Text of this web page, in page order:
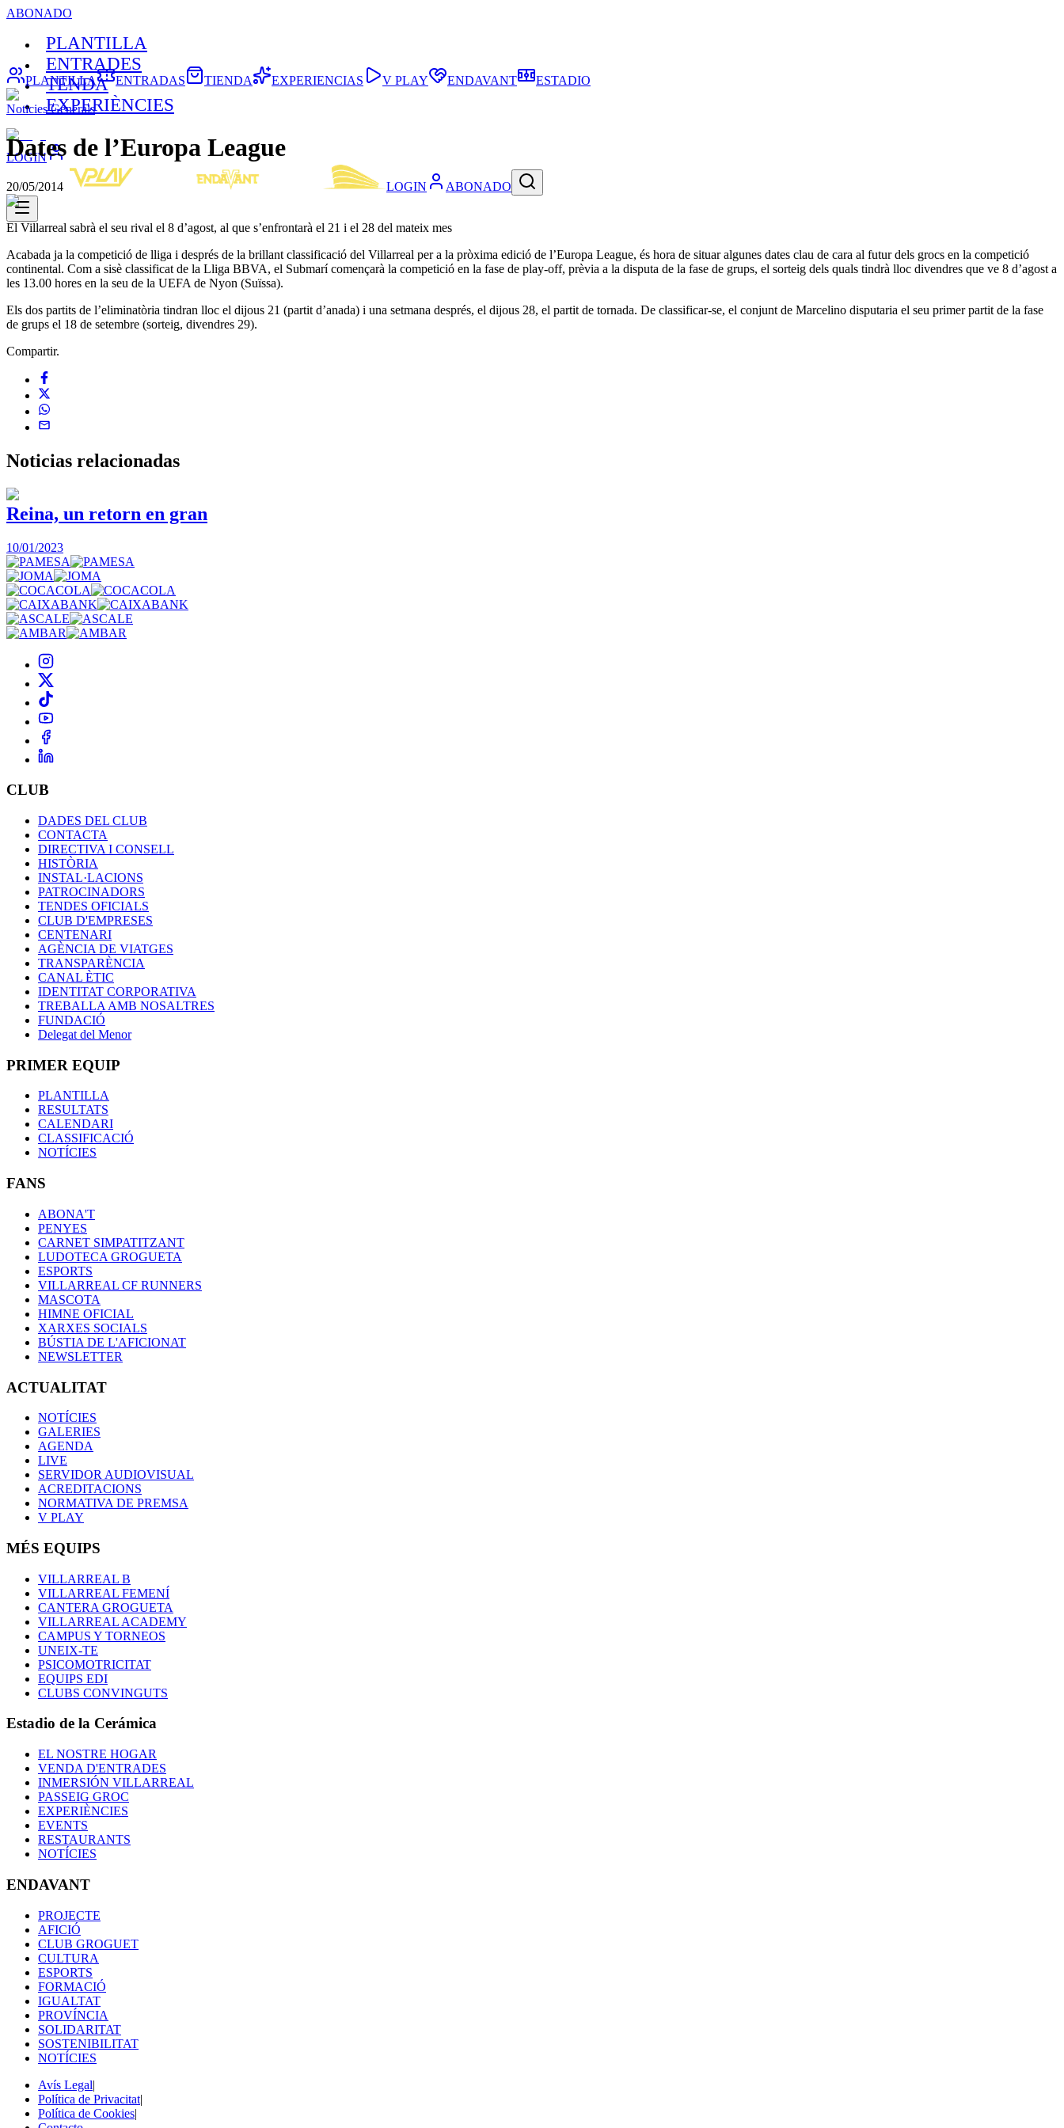
ABONADO
PLANTILLA
ENTRADES
TENDA
EXPERIÈNCIES
LOGIN
LOGIN ABONADO
PLANTILLA ENTRADAS TIENDA EXPERIENCIAS V PLAY ENDAVANT ESTADIO
Noticies Generals
Dates de l’Europa League
20/05/2014
El Villarreal sabrà el seu rival el 8 d’agost, al que s’enfrontarà el 21 i el 28 del mateix mes
Acabada ja la competició de lliga i després de la brillant classificació del Villarreal per a la pròxima edició de l’Europa League, és hora de situar algunes dates clau de cara al futur dels grocs en la competició
continental. Com a sisè classificat de la Lliga BBVA, el Submarí començarà la competició en la fase de play-off, prèvia a la disputa de la fase de grups, el sorteig dels quals tindrà lloc divendres que ve 8 d’agost a
les 13.00 hores en la seu de la UEFA de Nyon (Suïssa).
Els dos partits de l’eliminatòria tindran lloc el dijous 21 (partit d’anada) i una setmana després, el dijous 28, el partit de tornada. De classificar-se, el conjunt de Marcelino disputaria el seu primer partit de la fase
de grups el 18 de setembre (sorteig, divendres 29).
Compartir.
Noticias relacionadas
Reina, un retorn en gran
10/01/2023
CLUB
DADES DEL CLUB
CONTACTA
DIRECTIVA I CONSELL
HISTÒRIA
INSTAL·LACIONS
PATROCINADORS
TENDES OFICIALS
CLUB D'EMPRESES
CENTENARI
AGÈNCIA DE VIATGES
TRANSPARÈNCIA
CANAL ÈTIC
IDENTITAT CORPORATIVA
TREBALLA AMB NOSALTRES
FUNDACIÓ
Delegat del Menor
PRIMER EQUIP
PLANTILLA
RESULTATS
CALENDARI
CLASSIFICACIÓ
NOTÍCIES
FANS
ABONA'T
PENYES
CARNET SIMPATITZANT
LUDOTECA GROGUETA
ESPORTS
VILLARREAL CF RUNNERS
MASCOTA
HIMNE OFICIAL
XARXES SOCIALS
BÚSTIA DE L'AFICIONAT
NEWSLETTER
ACTUALITAT
NOTÍCIES
GALERIES
AGENDA
LIVE
SERVIDOR AUDIOVISUAL
ACREDITACIONS
NORMATIVA DE PREMSA
V PLAY
MÉS EQUIPS
VILLARREAL B
VILLARREAL FEMENÍ
CANTERA GROGUETA
VILLARREAL ACADEMY
CAMPUS Y TORNEOS
UNEIX-TE
PSICOMOTRICITAT
EQUIPS EDI
CLUBS CONVINGUTS
Estadio de la Cerámica
EL NOSTRE HOGAR
VENDA D'ENTRADES
INMERSIÓN VILLARREAL
PASSEIG GROC
EXPERIÈNCIES
EVENTS
RESTAURANTS
NOTÍCIES
ENDAVANT
PROJECTE
AFICIÓ
CLUB GROGUET
CULTURA
ESPORTS
FORMACIÓ
IGUALTAT
PROVÍNCIA
SOLIDARITAT
SOSTENIBILITAT
NOTÍCIES
Avís Legal|
Política de Privacitat|
Política de Cookies|